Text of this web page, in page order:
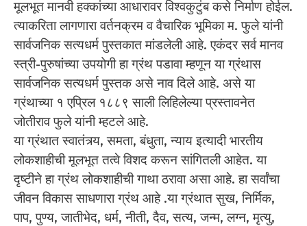
मूलभूत मानवी हक्कांच्या आधारावर विश्वकुटुंब कसे निर्माण होईल.
त्याकरिता लागणारा वर्तनक्रम व वैचारिक भूमिका म. फुले यांनी
सार्वजनिक सत्यधर्म पुस्तकात मांडलेली आहे. एकंदर सर्व मानव
स्त्री-पुरुषांच्या उपयोगी हा ग्रंथ पडावा म्हणून या ग्रंथास
सार्वजनिक सत्यधर्म पुस्तक असे नाव दिले आहे. असे या
ग्रंथाच्या १ एप्रिल १८८९ साली लिहिलेल्या प्रस्तावनेत
जोतीराव फुले यांनी म्हटले आहे.
या ग्रंथात स्वातंत्र्य, समता, बंधुता, न्याय इत्यादी भारतीय
लोकशाहीची मूलभूत तत्वे विशद करून सांगितली आहेत. या
दृष्टीने हा ग्रंथ लोकशाहीची गाथा ठरावा असा आहे. हा सर्वांचा
जीवन विकास साधणारा ग्रंथ आहे .या ग्रंथात सुख, निर्मिक,
पाप, पुण्य, जातीभेद, धर्म, नीती, दैव, सत्य, जन्म, लग्न, मृत्यु,